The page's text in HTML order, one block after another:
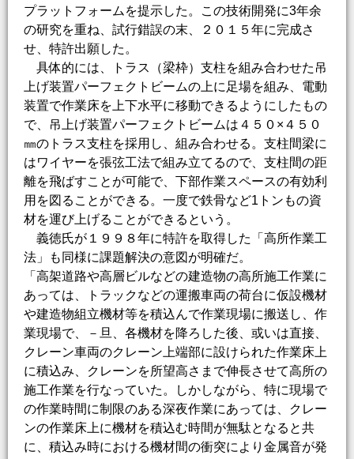
プラットフォームを提示した。この技術開発に3年余
の研究を重ね、試行錯誤の末、２０１５年に完成さ
せ、特許出願した。
具体的には、トラス（梁枠）支柱を組み合わせた吊
上げ装置パーフェクトビームの上に足場を組み、電動
装置で作業床を上下水平に移動できるようにしたもの
で、吊上げ装置パーフェクトビームは４５０×４５０
㎜のトラス支柱を採用し、組み合わせる。支柱間梁に
はワイヤーを張弦工法で組み立てるので、支柱間の距
離を飛ばすことが可能で、下部作業スペースの有効利
用を図ることができる。一度で鉄骨など1トンもの資
材を運び上げることができるという。
義徳氏が１９９８年に特許を取得した「高所作業工
法」も同様に課題解決の意図が明確だ。
「高架道路や高層ビルなどの建造物の高所施工作業に
あっては、トラックなどの運搬車両の荷台に仮設機材
や建造物組立機材等を積込んで作業現場に搬送し、作
業現場で、－旦、各機材を降ろした後、或いは直接、
クレーン車両のクレーン上端部に設けられた作業床上
に積込み、クレーンを所望高さまで伸長させて高所の
施工作業を行なっていた。しかしながら、特に現場で
の作業時間に制限のある深夜作業にあっては、クレー
ンの作業床上に機材を積込む時間が無駄となると共
に、積込み時における機材間の衝突により金属音が発